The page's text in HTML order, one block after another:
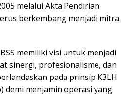
melalui Akta Pendirian
berkembang menjadi mitra
memiliki visi untuk menjadi
sinergi, profesionalisme, dan
pada prinsip K3LH
demi menjamin operasi yang